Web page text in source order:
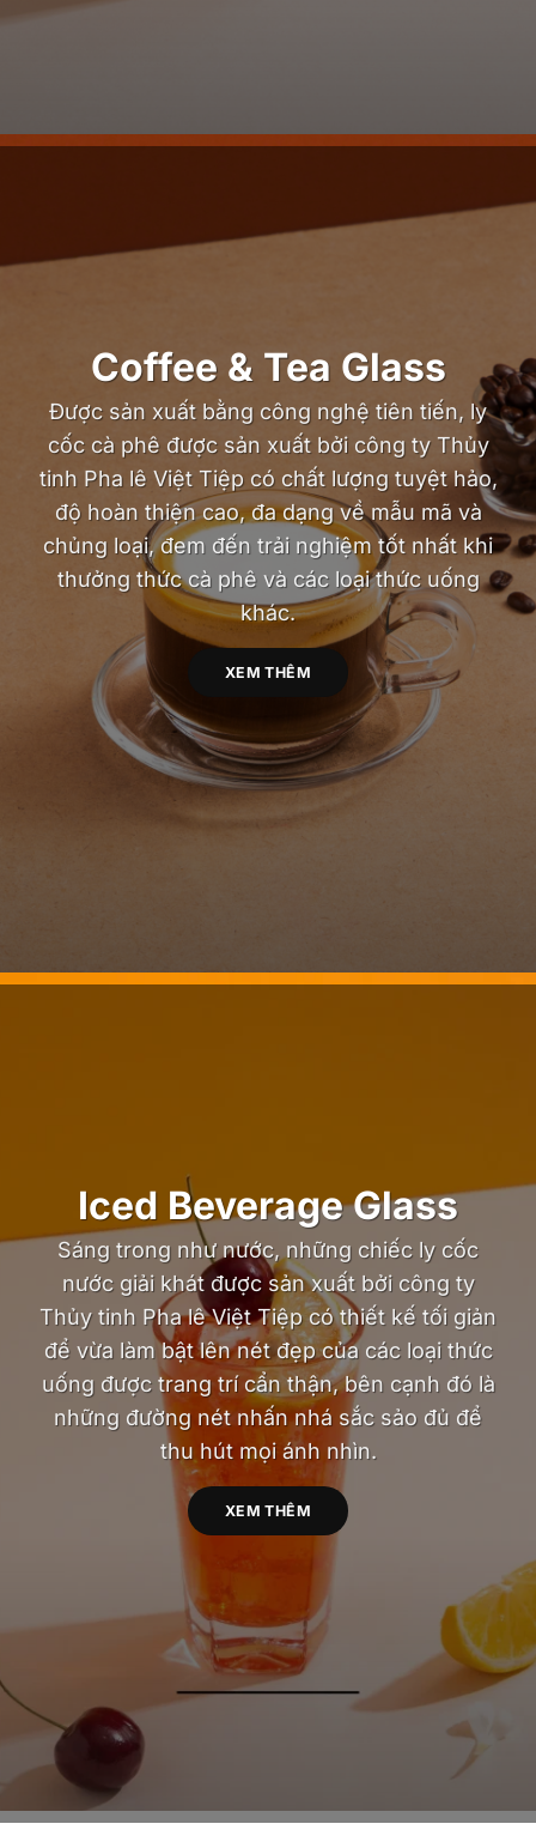
Coffee & Tea Glass
Được sản xuất bằng công nghệ tiên tiến, ly
cốc cà phê được sản xuất bởi công ty Thủy
tinh Pha lê Việt Tiệp có chất lượng tuyệt hảo,
độ hoàn thiện cao, đa dạng về mẫu mã và
chủng loại, đem đến trải nghiệm tốt nhất khi
thưởng thức cà phê và các loại thức uống
khác.
XEM THÊM
Iced Beverage Glass
Sáng trong như nước, những chiếc ly cốc
nước giải khát được sản xuất bởi công ty
Thủy tinh Pha lê Việt Tiệp có thiết kế tối giản
để vừa làm bật lên nét đẹp của các loại thức
uống được trang trí cẩn thận, bên cạnh đó là
những đường nét nhấn nhá sắc sảo đủ để
thu hút mọi ánh nhìn.
XEM THÊM